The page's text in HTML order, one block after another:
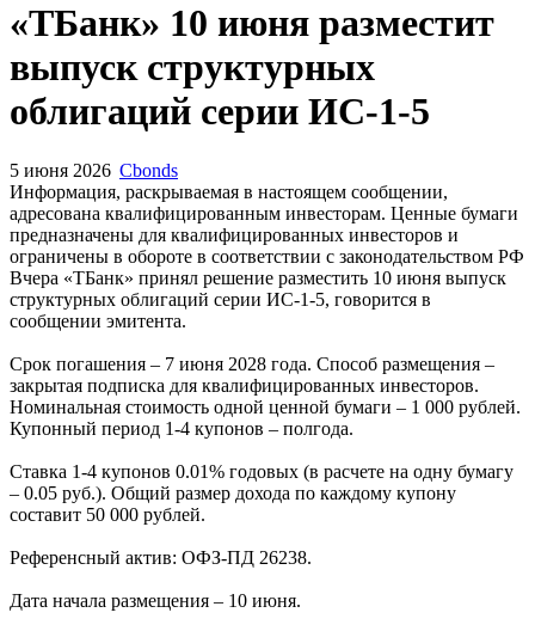
«ТБанк» 10 июня разместит
выпуск структурных
облигаций серии ИС-1-5
5 июня 2026 Cbonds
Информация, раскрываемая в настоящем сообщении,
адресована квалифицированным инвесторам. Ценные бумаги
предназначены для квалифицированных инвесторов и
ограничены в обороте в соответствии с законодательством РФ
Вчера «ТБанк» принял решение разместить 10 июня выпуск
структурных облигаций серии ИС-1-5, говорится в
сообщении эмитента.
Срок погашения – 7 июня 2028 года. Способ размещения –
закрытая подписка для квалифицированных инвесторов.
Номинальная стоимость одной ценной бумаги – 1 000 рублей.
Купонный период 1-4 купонов – полгода.
Ставка 1-4 купонов 0.01% годовых (в расчете на одну бумагу
– 0.05 руб.). Общий размер дохода по каждому купону
составит 50 000 рублей.
Референсный актив: ОФЗ-ПД 26238.
Дата начала размещения – 10 июня.